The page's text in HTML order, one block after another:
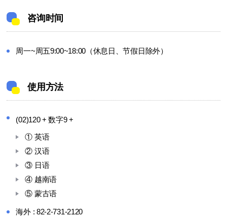
咨询时间
周一~周五9:00~18:00（休息日、节假日除外）
使用方法
(02)120 + 数字9 +
① 英语
② 汉语
③ 日语
④ 越南语
⑤ 蒙古语
海外 : 82-2-731-2120